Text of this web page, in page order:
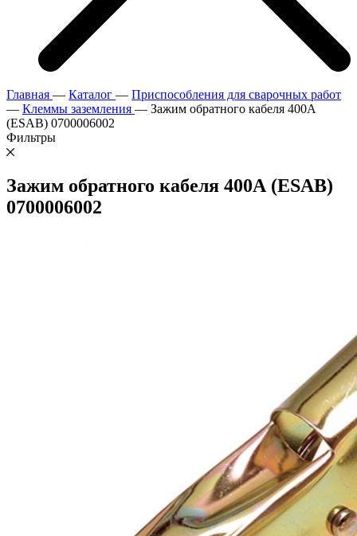
Главная — Каталог — Приспособления для сварочных работ
— Клеммы заземления — Зажим обратного кабеля 400А
(ESAB) 0700006002
Фильтры
Зажим обратного кабеля 400А (ESAB)
0700006002